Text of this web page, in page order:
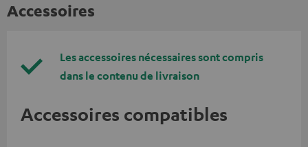
Accessoires
Les accessoires nécessaires sont compris
dans le contenu de livraison
Accessoires compatibles